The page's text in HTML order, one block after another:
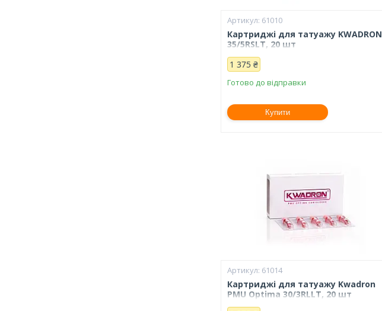
61010
Картриджі для татуажу KWADRON
35/5RSLT, 20 шт
1 375 ₴
Готово до відправки
Купити
61014
Картриджі для татуажу Kwadron
PMU Optima 30/3RLLT, 20 шт